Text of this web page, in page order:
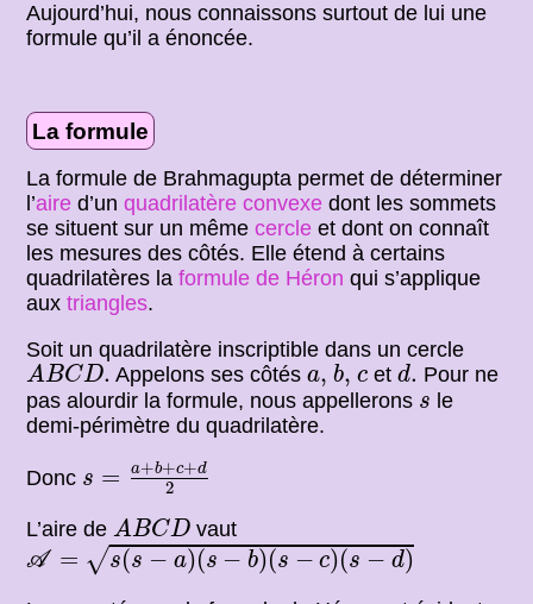
Aujourd’hui, nous connaissons surtout de lui une
formule qu’il a énoncée.
La formule
La formule de Brahmagupta permet de déterminer
l’aire d’unquadrilatère convexe dont les sommets
se situent sur un mêmecercle et dont on connaît
les mesures des côtés. Elle étend à certains
quadrilatères laformule de Héron qui s’applique
auxtriangles.
Soit un quadrilatère inscriptible dans un cercle
ABCD.
ABCD. Appelons ses côtésa,
a b,
b, c
c etd.
d. Pour ne
pas alourdir la formule, nous appellerons s
s le
demi-périmètre du quadrilatère.
Donc s = a+b+c+d
2
+b + c+ d
L’aire deABCD
A BCD vaut
A = √s(s − a)(s − b)(s − c)(s − d)
A=s( s−a)(s−b)(s−c)(s−d)